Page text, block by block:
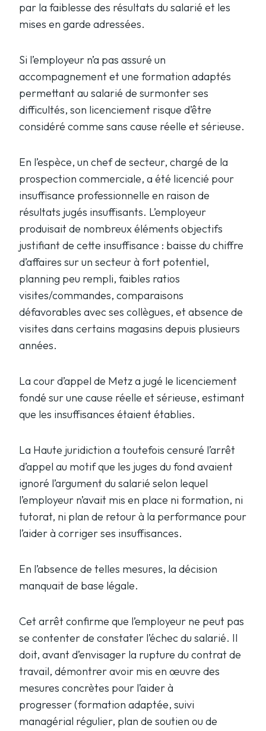
par la faiblesse des résultats du salarié et les
mises en garde adressées.
Si l’employeur n’a pas assuré un
accompagnement et une formation adaptés
permettant au salarié de surmonter ses
difficultés, son licenciement risque d’être
considéré comme sans cause réelle et sérieuse.
En l’espèce, un chef de secteur, chargé de la
prospection commerciale, a été licencié pour
insuffisance professionnelle en raison de
résultats jugés insuffisants. L’employeur
produisait de nombreux éléments objectifs
justifiant de cette insuffisance : baisse du chiffre
d’affaires sur un secteur à fort potentiel,
planning peu rempli, faibles ratios
visites/commandes, comparaisons
défavorables avec ses collègues, et absence de
visites dans certains magasins depuis plusieurs
années.
La cour d’appel de Metz a jugé le licenciement
fondé sur une cause réelle et sérieuse, estimant
que les insuffisances étaient établies.
La Haute juridiction a toutefois censuré l’arrêt
d’appel au motif que les juges du fond avaient
ignoré l’argument du salarié selon lequel
l’employeur n’avait mis en place ni formation, ni
tutorat, ni plan de retour à la performance pour
l’aider à corriger ses insuffisances.
En l’absence de telles mesures, la décision
manquait de base légale.
Cet arrêt confirme que l’employeur ne peut pas
se contenter de constater l’échec du salarié. Il
doit, avant d’envisager la rupture du contrat de
travail, démontrer avoir mis en œuvre des
mesures concrètes pour l’aider à
progresser (formation adaptée, suivi
managérial régulier, plan de soutien ou de